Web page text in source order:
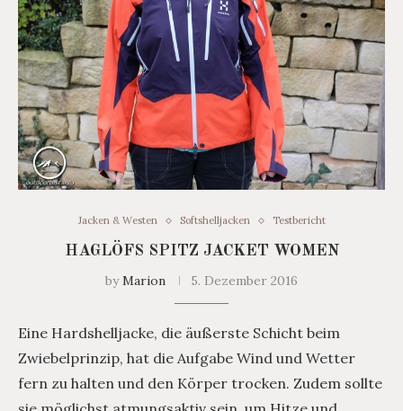
Jacken & Westen Softshelljacken Testbericht
HAGLÖFS SPITZ JACKET WOMEN
byMarion 5. Dezember 2016
Eine Hardshelljacke, die äußerste Schicht beim
Zwiebelprinzip, hat die Aufgabe Wind und Wetter
fern zu halten und den Körper trocken. Zudem sollte